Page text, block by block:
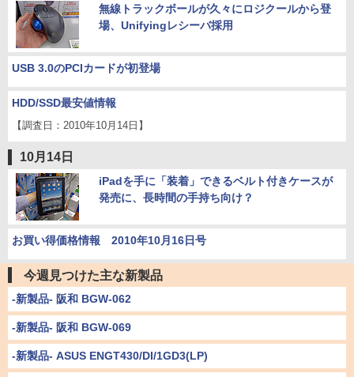
無線トラックボールが久々にロジクールから登
場、Unifyingレシーバ採用
USB 3.0のPCIカードが初登場
HDD/SSD最安値情報
【調査日：2010年10月14日】
10月14日
iPadを手に「装着」できるベルト付きケースが
発売に、長時間の手持ち向け？
お買い得価格情報 2010年10月16日号
今週見つけた主な新製品
-新製品- 阪和 BGW-062
-新製品- 阪和 BGW-069
-新製品- ASUS ENGT430/DI/1GD3(LP)